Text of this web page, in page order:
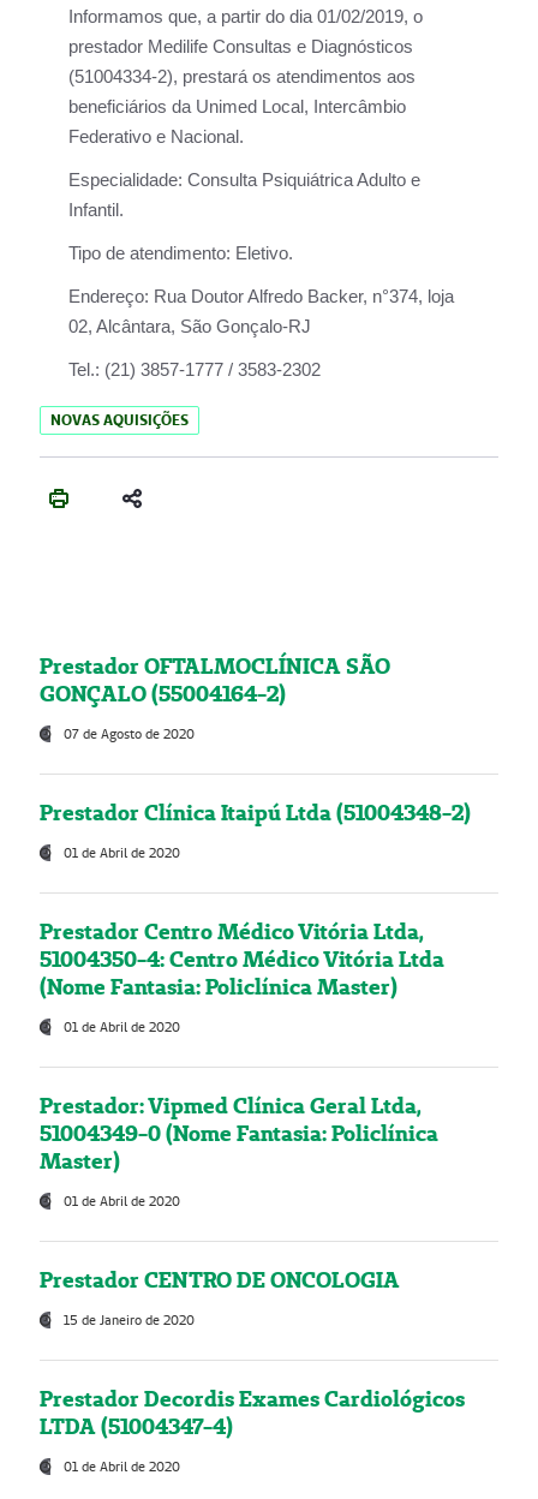
Informamos que, a partir do dia 01/02/2019, o
prestador Medilife Consultas e Diagnósticos
(51004334-2), prestará os atendimentos aos
beneficiários da Unimed Local, Intercâmbio
Federativo e Nacional.
Especialidade: Consulta Psiquiátrica Adulto e
Infantil.
Tipo de atendimento: Eletivo.
Endereço: Rua Doutor Alfredo Backer, n°374, loja
02, Alcântara, São Gonçalo-RJ
Tel.: (21) 3857-1777 / 3583-2302
NOVAS AQUISIÇÕES
Prestador OFTALMOCLÍNICA SÃO
GONÇALO (55004164-2)
07 de Agosto de 2020
Prestador Clínica Itaipú Ltda (51004348-2)
01 de Abril de 2020
Prestador Centro Médico Vitória Ltda,
51004350-4: Centro Médico Vitória Ltda
(Nome Fantasia: Policlínica Master)
01 de Abril de 2020
Prestador: Vipmed Clínica Geral Ltda,
51004349-0 (Nome Fantasia: Policlínica
Master)
01 de Abril de 2020
Prestador CENTRO DE ONCOLOGIA
15 de Janeiro de 2020
Prestador Decordis Exames Cardiológicos
LTDA (51004347-4)
01 de Abril de 2020